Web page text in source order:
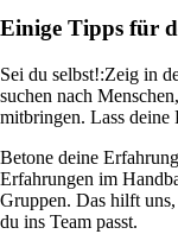
Einige Tipps für
Sei du selbst!:Zeig in
suchen nach
mitbringen. Lass deine
Betone deine
Erfahrungen im
Gruppen. Das hilft
du ins Team passt.